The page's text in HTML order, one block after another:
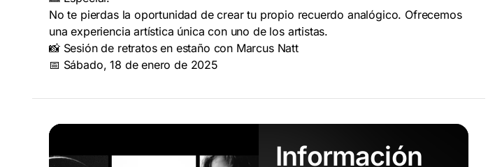
No te pierdas la oportunidad de crear tu propio recuerdo analógico. Ofrecemos
una experiencia artística única con uno de los artistas.
📸 Sesión de retratos en estaño con Marcus Natt
📅 Sábado, 18 de enero de 2025
Información